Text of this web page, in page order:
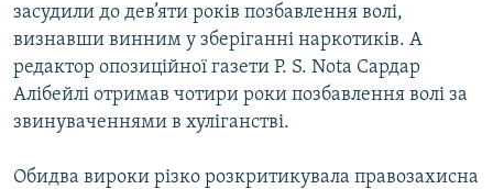
ВІДЕОУРОКИ «ELIFBE»
СВІДЧЕННЯ ОКУПАЦІЇ
УКРАЇНСЬКА ПРОБЛЕМА КРИМУ
ІНФОГРАФІКА
Русский
Qırımtatar
ДОЛУЧАЙСЯ!
засудили до дев’яти років позбавлення волі,
визнавши винним у зберіганні наркотиків. А
редактор опозиційної газети P. S. Nota Сардар
Алібейлі отримав чотири роки позбавлення волі за
звинуваченнями в хуліганстві.
Обидва вироки різко розкритикувала правозахисна